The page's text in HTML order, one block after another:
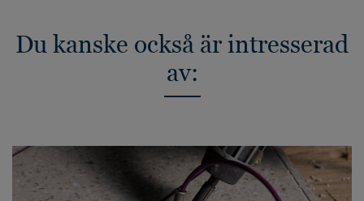
Du kanske också är intresserad
av: